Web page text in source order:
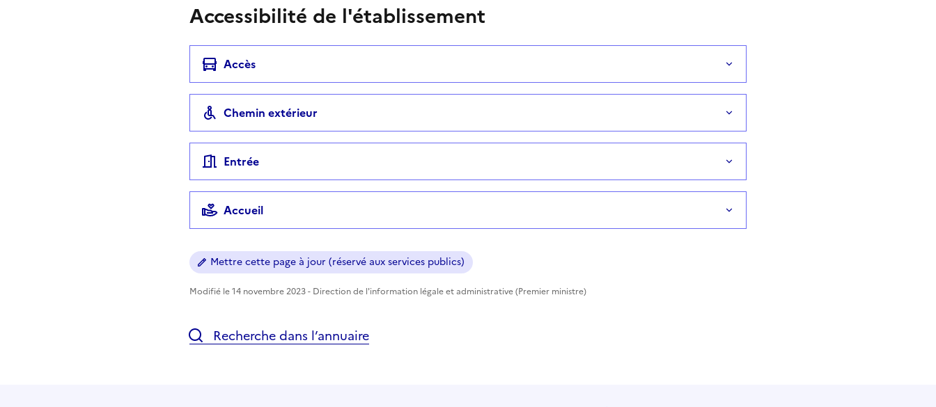
Accessibilité de l'établissement
Accès
Chemin extérieur
Entrée
Accueil
Mettre cette page à jour (réservé aux services publics)
Modifié le 14 novembre 2023 - Direction de l'information légale et administrative (Premier ministre)
Recherche dans l’annuaire